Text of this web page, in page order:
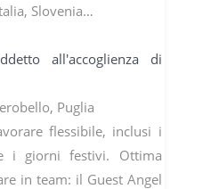
Slovenia…
all'accoglienza di
Puglia
flessibile, inclusi i
i giorni festivi. Ottima
in team: il Guest Angel